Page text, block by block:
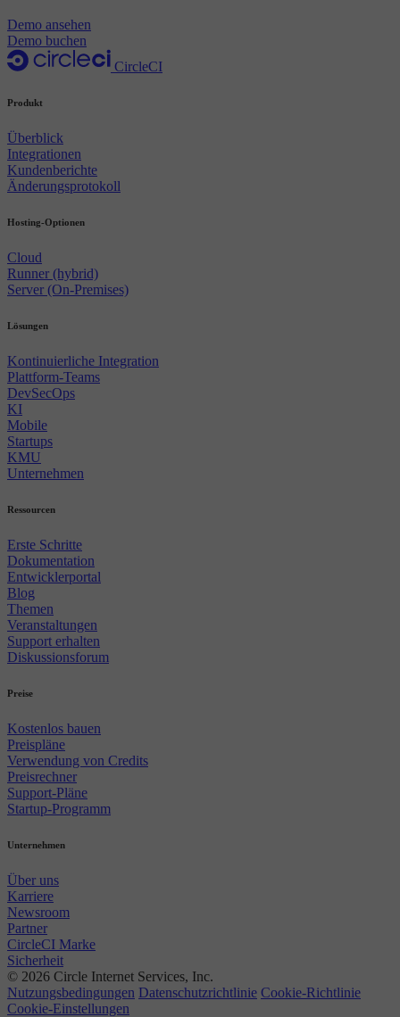
Demo ansehen
Demo buchen
CircleCI
Produkt
Überblick
Integrationen
Kundenberichte
Änderungsprotokoll
Hosting-Optionen
Cloud
Runner (hybrid)
Server (On-Premises)
Lösungen
Kontinuierliche Integration
Plattform-Teams
DevSecOps
KI
Mobile
Startups
KMU
Unternehmen
Ressourcen
Erste Schritte
Dokumentation
Entwicklerportal
Blog
Themen
Veranstaltungen
Support erhalten
Diskussionsforum
Preise
Kostenlos bauen
Preispläne
Verwendung von Credits
Preisrechner
Support-Pläne
Startup-Programm
Unternehmen
Über uns
Karriere
Newsroom
Partner
CircleCI Marke
Sicherheit
© 2026 Circle Internet Services, Inc.
Nutzungsbedingungen Datenschutzrichtlinie Cookie-Richtlinie
Cookie-Einstellungen